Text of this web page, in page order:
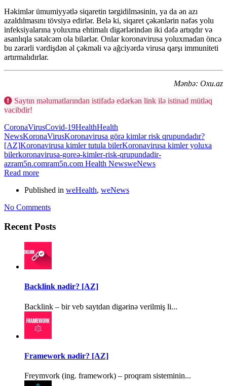
Həkimlər ümumiyyətlə siqaretin tərgidilməsinin, ya da ən azı
azaldılmasını tövsiyə edirlər. Belə ki, siqaret çəkənlərin nəfəs yolu
infeksiyalarına yoluxma ehtimalı digərlərindən iki dəfə artıqdır və
asanlıqla sətəlcəm ola bilərlər. Onlar koronavirusa yoluxmadan öncə
bu zərərli vərdişdən əl çəkməli və ağciyərdə virusa qarşı immuniteti
artırmalıdırlar.
Mənbə: Oxu.az
Saytın məlumatlarından istifadə edərkən link ilə istinad mütləq
vacibdir!
CoronaVirusCovid-19HealthHealth
NewsKoronaVirusKoronavirusa görə kimlər risk qrupundadır?
[AZ]Koronavirusa kimler tutula bilerKoronavirusa kimler yoluxa
bilerkoronavirusa-goreə-kimler-risk-qrupundadir-
azram5n.comram5n.com Health NewsweNews
Read more
Published in weHealth, weNews
No Comments
Recent Posts
Backlink nədir? [AZ]
Backlink – bir veb saytdan digərinə verilmiş li...
Framework nədir? [AZ]
Freymvork (ing. framework) – proqram sisteminin...